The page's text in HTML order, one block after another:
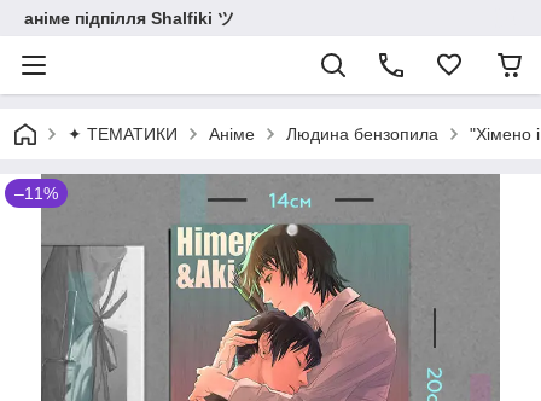
аніме підпілля Shalfiki ツ
✦ ТЕМАТИКИ Аніме Людина бензопила "Хімено
–11%